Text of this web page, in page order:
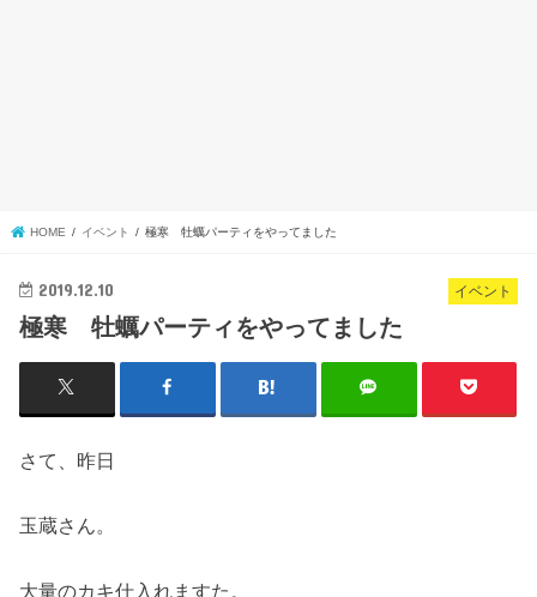
HOME イベント 極寒 牡蠣パーティをやってました
イベント
2019.12.10
極寒 牡蠣パーティをやってました
さて、昨日
玉蔵さん。
大量のカキ仕入れますた。